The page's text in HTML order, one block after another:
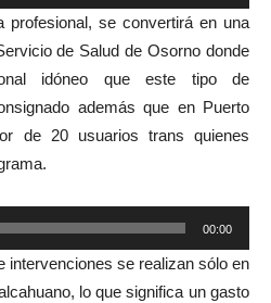
profesional, se convertirá en una
de Salud de Osorno donde
idóneo que este tipo de
además que en Puerto
de 20 usuarios trans quienes
00:00
intervenciones se realizan sólo en
lo que significa un gasto